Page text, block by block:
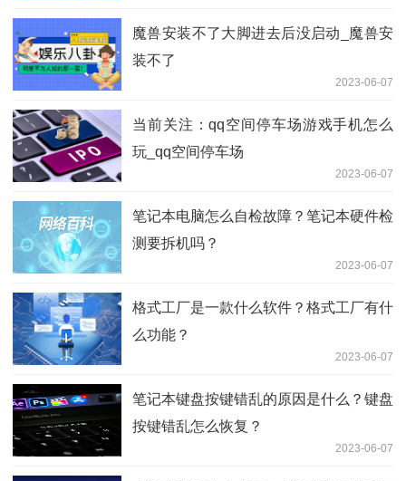
魔兽安装不了大脚进去后没启动_魔兽安
装不了
2023-06-07
当前关注：qq空间停车场游戏手机怎么
玩_qq空间停车场
2023-06-07
笔记本电脑怎么自检故障？笔记本硬件检
测要拆机吗？
2023-06-07
格式工厂是一款什么软件？格式工厂有什
么功能？
2023-06-07
笔记本键盘按键错乱的原因是什么？键盘
按键错乱怎么恢复？
2023-06-07